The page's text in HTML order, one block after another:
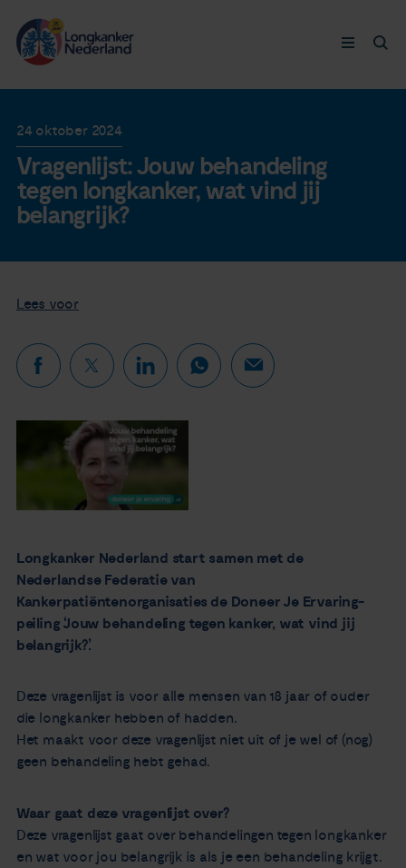
Doneer nu
Nieuws
Agenda
Zorgverleners
Contact
Longkanker
Leven met
Ervaringen
24 oktober 2024
Vragenlijst: Jouw behandeling
tegen longkanker, wat vind jij
belangrijk?
Lees voor
Longkanker Nederland start samen met de
Nederlandse Federatie van
Kankerpatiëntenorganisaties de Doneer Je Ervaring-
peiling ‘Jouw behandeling tegen kanker, wat vind jij
belangrijk?’.
Deze vragenlijst is voor alle mensen van 18 jaar of ouder
die longkanker hebben of hadden.
Het maakt voor deze vragenlijst niet uit of je wel of (nog)
geen behandeling hebt gehad.
Waar gaat deze vragenlijst over?
Deze vragenlijst gaat over behandelingen tegen longkanker
en wat voor jou belangrijk is als je een behandeling krijgt.